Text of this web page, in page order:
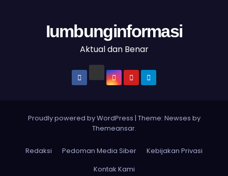
Iumbunginformasi
Aktual dan Benar
Proudly powered by WordPress | Theme: Newses by
Themeansar.
Redaksi Pedoman Media Siber
Kebijakan Privasi
Kontak Kami